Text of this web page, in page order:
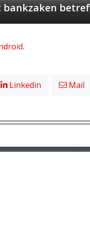
bankzaken
.
Linkedin Mail